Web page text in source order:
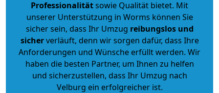
Professionalitätsowie Qualität bietet. Mit
unserer Unterstützung in Worms können Sie
sicher sein, dass Ihr Umzug reibungslos und
sicherverläuft, denn wir sorgen dafür, dass Ihre
Anforderungen und Wünsche erfüllt werden. Wir
haben die besten Partner, um Ihnen zu helfen
und sicherzustellen, dass Ihr Umzug nach
Velburg ein erfolgreicher ist.